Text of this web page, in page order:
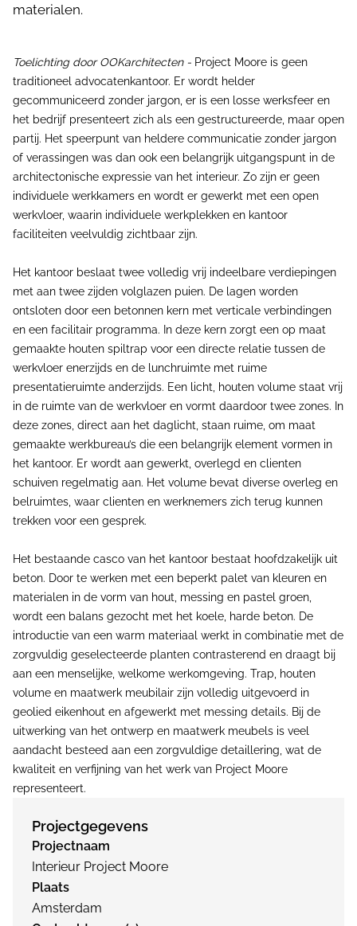
materialen.
Toelichting door OOKarchitecten - Project Moore is geen
traditioneel advocatenkantoor. Er wordt helder
gecommuniceerd zonder jargon, er is een losse werksfeer en
het bedrijf presenteert zich als een gestructureerde, maar open
partij. Het speerpunt van heldere communicatie zonder jargon
of verassingen was dan ook een belangrijk uitgangspunt in de
architectonische expressie van het interieur. Zo zijn er geen
individuele werkkamers en wordt er gewerkt met een open
werkvloer, waarin individuele werkplekken en kantoor
faciliteiten veelvuldig zichtbaar zijn.
Het kantoor beslaat twee volledig vrij indeelbare verdiepingen
met aan twee zijden volglazen puien. De lagen worden
ontsloten door een betonnen kern met verticale verbindingen
en een facilitair programma. In deze kern zorgt een op maat
gemaakte houten spiltrap voor een directe relatie tussen de
werkvloer enerzijds en de lunchruimte met ruime
presentatieruimte anderzijds. Een licht, houten volume staat vrij
in de ruimte van de werkvloer en vormt daardoor twee zones. In
deze zones, direct aan het daglicht, staan ruime, om maat
gemaakte werkbureau’s die een belangrijk element vormen in
het kantoor. Er wordt aan gewerkt, overlegd en clienten
schuiven regelmatig aan. Het volume bevat diverse overleg en
belruimtes, waar clienten en werknemers zich terug kunnen
trekken voor een gesprek.
Het bestaande casco van het kantoor bestaat hoofdzakelijk uit
beton. Door te werken met een beperkt palet van kleuren en
materialen in de vorm van hout, messing en pastel groen,
wordt een balans gezocht met het koele, harde beton. De
introductie van een warm materiaal werkt in combinatie met de
zorgvuldig geselecteerde planten contrasterend en draagt bij
aan een menselijke, welkome werkomgeving. Trap, houten
volume en maatwerk meubilair zijn volledig uitgevoerd in
geolied eikenhout en afgewerkt met messing details. Bij de
uitwerking van het ontwerp en maatwerk meubels is veel
aandacht besteed aan een zorgvuldige detaillering, wat de
kwaliteit en verfijning van het werk van Project Moore
representeert.
Projectgegevens
Projectnaam
Interieur Project Moore
Plaats
Amsterdam